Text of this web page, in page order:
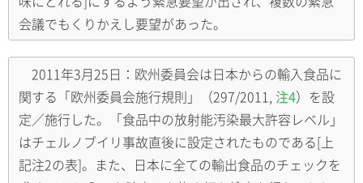
会議でもくりかえし要望があった。
2011年3月25日：欧州委員会は日本からの輸入食品に
関する「欧州委員会施行規則」（297/2011, 注4）を設
定／施行した。「食品中の放射能汚染最大許容レベル」
はチェルノブイリ事故直後に設定されたものである[上
記注2の表]。また、日本に全ての輸出食品のチェックを